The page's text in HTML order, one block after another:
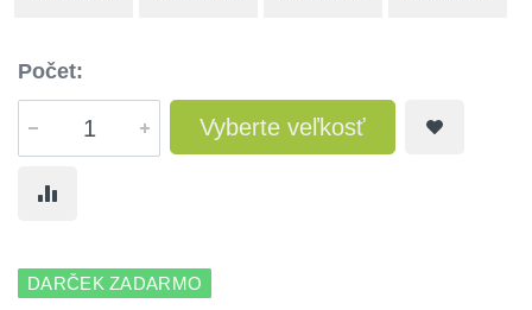
Počet:
Vyberte veľkosť
DARČEK ZADARMO